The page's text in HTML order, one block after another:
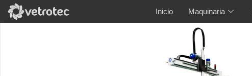
Inicio Maquinaria